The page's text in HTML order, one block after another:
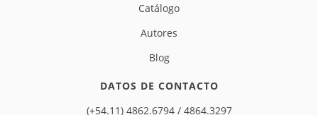
Catálogo
Autores
Blog
DATOS DE CONTACTO
(+54.11) 4862.6794 / 4864.3297